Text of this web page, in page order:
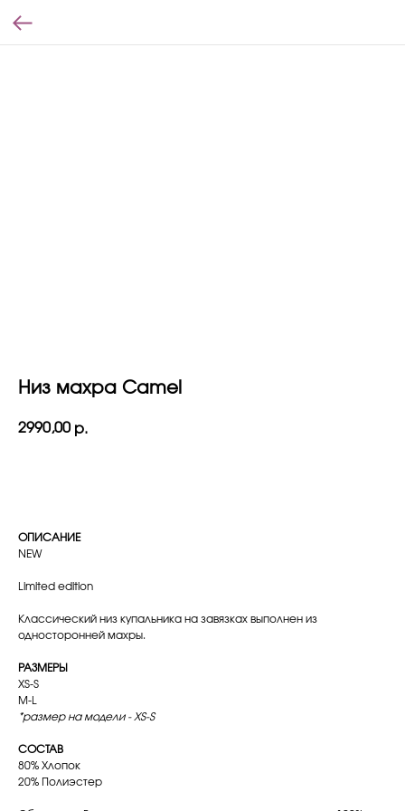
Низ махра Camel
2990,00 р.
ОПИСАНИЕ
NEW
Limited edition
Классический низ купальника на завязках выполнен из
односторонней махры.
РАЗМЕРЫ
XS-S
M-L
*размер на модели - XS-S
СОСТАВ
80% Хлопок
20% Полиэстер